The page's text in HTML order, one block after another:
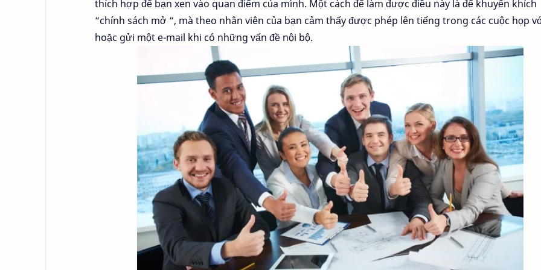
thích hợp để bạn xen vào quan điểm của mình. Một cách để làm được điều này là để khuyến khích
“chính sách mở “, mà theo nhân viên của bạn cảm thấy được phép lên tiếng trong các cuộc họp
hoặc gửi một e-mail khi có những vấn đề nội bộ.